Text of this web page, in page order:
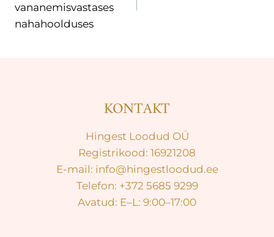
vananemisvastases
nahahoolduses
KONTAKT
Hingest Loodud OÜ
Registrikood: 16921208
E-mail: info@hingestloodud.ee
Telefon: +372 5685 9299
Avatud: E–L: 9:00–17:00